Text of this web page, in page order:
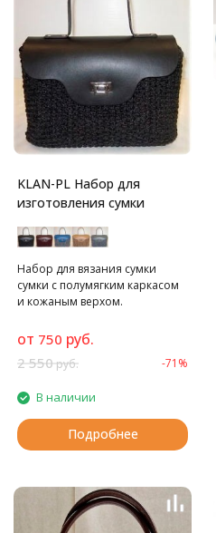
KLAN-PL Набор для
изготовления сумки
Набор для вязания сумки
сумки с полумягким каркасом
и кожаным верхом.
от 750 руб.
2 550руб. -71%
В наличии
Подробнее